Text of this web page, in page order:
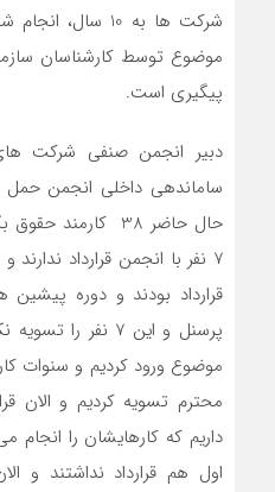
شرکت ها به 10
موضوع توسط کارشناسان
پیگیری است.
دبیر انجمن صنفی شرکت
ساماندهی داخلی انجمن
حال حاضر 38
7 نفر با انجمن قرارداد
قرارداد بودند و دوره
پرسنل و این 7 نفر
موضوع ورود کردیم و سنوات
محترم تسویه کردیم و الان
اول هم قرارداد نداشتند و